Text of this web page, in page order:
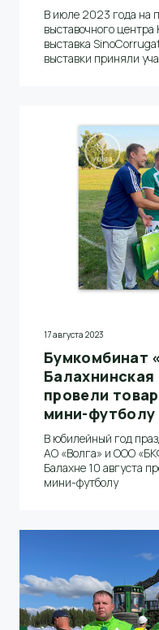
В июле 2023 года на
выставочного
выставка
выставки приняли
17 августа 2023
Бумкомбинат
провели
мини-футболу
В юбилейный год
АО «Волга» и ООО
Балахне 10 августа
мини-футболу